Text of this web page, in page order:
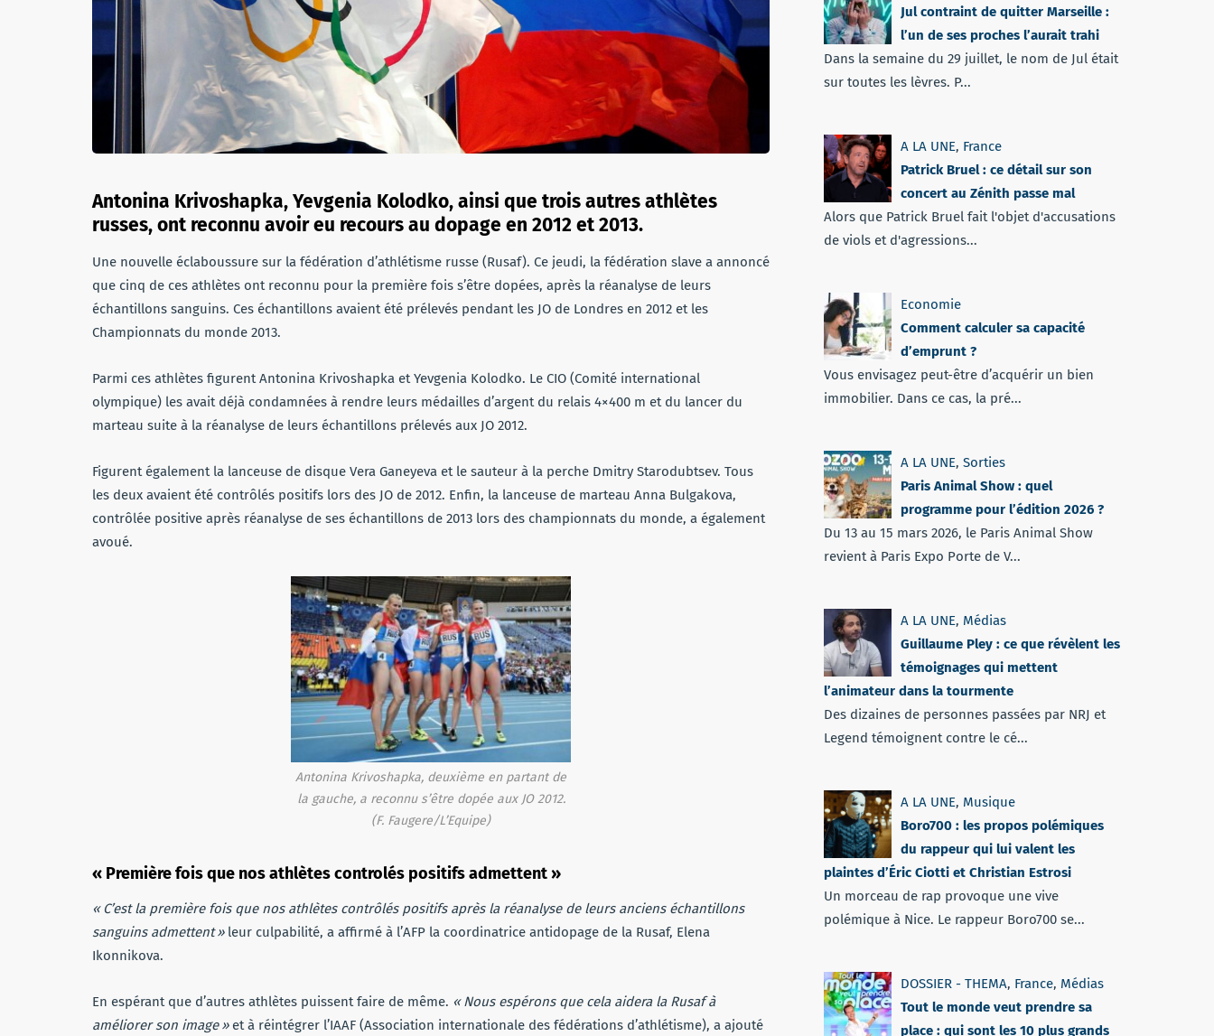
Antonina Krivoshapka, Yevgenia Kolodko, ainsi que trois autres athlètes
russes, ont reconnu avoir eu recours au dopage en 2012 et 2013.
Une nouvelle éclaboussure sur la fédération d’athlétisme russe (Rusaf). Ce jeudi, la fédération slave a annoncé
que cinq de ces athlètes ont reconnu pour la première fois s’être dopées, après la réanalyse de leurs
échantillons sanguins. Ces échantillons avaient été prélevés pendant les JO de Londres en 2012 et les
Championnats du monde 2013.
Parmi ces athlètes figurent Antonina Krivoshapka et Yevgenia Kolodko. Le CIO (Comité international
olympique) les avait déjà condamnées à rendre leurs médailles d’argent du relais 4×400 m et du lancer du
marteau suite à la réanalyse de leurs échantillons prélevés aux JO 2012.
Figurent également la lanceuse de disque Vera Ganeyeva et le sauteur à la perche Dmitry Starodubtsev. Tous
les deux avaient été contrôlés positifs lors des JO de 2012. Enfin, la lanceuse de marteau Anna Bulgakova,
contrôlée positive après réanalyse de ses échantillons de 2013 lors des championnats du monde, a également
avoué.
Antonina Krivoshapka, deuxième en partant de
la gauche, a reconnu s’être dopée aux JO 2012.
(F. Faugere/L’Equipe)
« Première fois que nos athlètes controlés positifs admettent »
« C’est la première fois que nos athlètes contrôlés positifs après la réanalyse de leurs anciens échantillons
sanguins admettent »leur culpabilité, a affirmé à l’AFP la coordinatrice antidopage de la Rusaf, Elena
Ikonnikova.
En espérant que d’autres athlètes puissent faire de même. « Nous espérons que cela aidera la Rusaf à
améliorer son image »et à réintégrer l’IAAF (Association internationale des fédérations d’athlétisme), a ajouté
Jul contraint de quitter Marseille :
l’un de ses proches l’aurait trahi
Dans la semaine du 29 juillet, le nom de Jul était
sur toutes les lèvres. P...
A LA UNE, France
Patrick Bruel : ce détail sur son
concert au Zénith passe mal
Alors que Patrick Bruel fait l'objet d'accusations
de viols et d'agressions...
Economie
Comment calculer sa capacité
d’emprunt ?
Vous envisagez peut-être d’acquérir un bien
immobilier. Dans ce cas, la pré...
A LA UNE, Sorties
Paris Animal Show : quel
programme pour l’édition 2026 ?
Du 13 au 15 mars 2026, le Paris Animal Show
revient à Paris Expo Porte de V...
A LA UNE, Médias
Guillaume Pley : ce que révèlent les
témoignages qui mettent
l’animateur dans la tourmente
Des dizaines de personnes passées par NRJ et
Legend témoignent contre le cé...
A LA UNE, Musique
Boro700 : les propos polémiques
du rappeur qui lui valent les
plaintes d’Éric Ciotti et Christian Estrosi
Un morceau de rap provoque une vive
polémique à Nice. Le rappeur Boro700 se...
DOSSIER - THEMA, France, Médias
Tout le monde veut prendre sa
place : qui sont les 10 plus grands